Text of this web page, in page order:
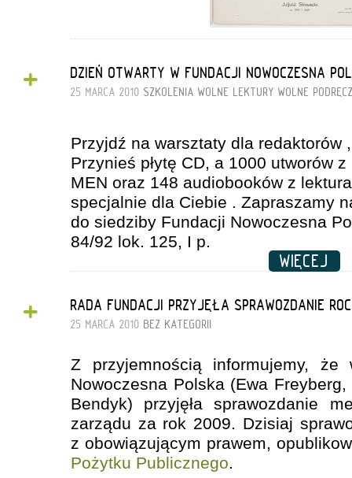
+ DZIEŃ OTWARTY W FUNDACJI NOWOCZESNA
25 MARCA 2010 SZKOLENIA WOLNE LEKTURY WOLNE
Przyjdź na warsztaty dla redaktorów
Przynieś płytę CD, a 1000 utworów
MEN oraz 148 audiobooków z
specjalnie dla Ciebie . Zapraszamy
do siedziby Fundacji Nowoczesna
84/92 lok. 125, I p.
WIĘCEJ
+ RADA FUNDACJI PRZYJĘŁA SPRAWOZDANIE
25 MARCA 2010 BEZ KATEGORII
Z przyjemnością informujemy, że
Nowoczesna Polska (Ewa
Bendyk) przyjęła sprawozdanie
zarządu za rok 2009. Dzisiaj
z obowiązującym prawem,
Pożytku Publicznego.